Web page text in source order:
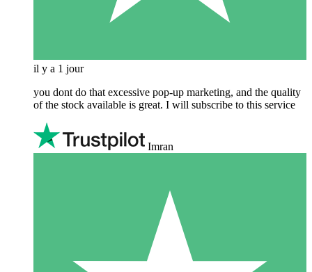
il y a 1 jour
you dont do that excessive pop-up marketing, and the quality
of the stock available is great. I will subscribe to this service
Imran